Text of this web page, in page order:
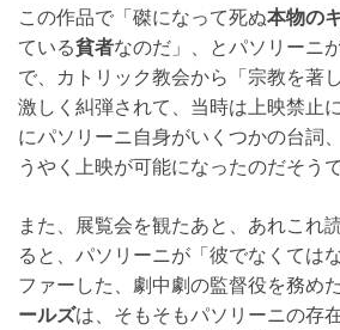
この作品で「磔になって死ぬ本物の
ている貧者なのだ」、とパソリーニ
で、カトリック教会から「宗教を著
激しく糾弾されて、当時は上映禁止
にパソリーニ自身がいくつかの台詞
うやく上映が可能になったのだそうで
また、展覧会を観たあと、あれこれ
ると、パソリーニが「彼でなくては
ファーした、劇中劇の監督役を務め
ールズは、そもそもパソリーニの存